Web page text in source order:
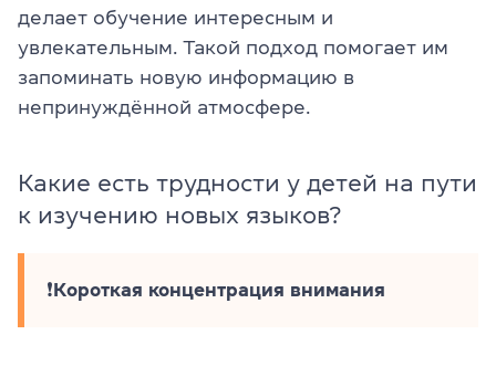
делает обучение интересным и
увлекательным. Такой подход помогает им
запоминать новую информацию в
непринуждённой атмосфере.
Какие есть трудности у детей на пути
к изучению новых языков?
❗Короткая концентрация внимания